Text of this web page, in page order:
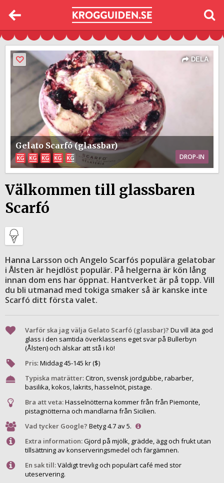
Gelato Scarfó (glassbar)
DROP-IN
DELA
Välkommen till glassbaren
Scarfó
Hanna Larsson och Angelo Scarfós populära gelatobar
i Ålsten är hejdlöst populär. På helgerna är kön lång
innan dom ens har öppnat. Hantverket är på topp. Vill
du bli utmanad med tokiga smaker så är kanske inte
Scarfó ditt första valet.
Varför ska jag välja Gelato Scarfó (glassbar)? Du vill äta god
glass i den samtida överklassens eget svar på Bullerbyn
(Ålsten) och älskar att stå i kö!
Pris: Middag45-145 kr ($)
Typiska maträtter: Citron, svensk jordgubbe, rabarber,
basilika, kokos, lakrits, hasselnöt, pistage.
Bra att veta:Hasselnötterna kommer från från Piemonte,
pistagnötterna och mandlarna från Sicilien.
Vad tycker Google? Betyg 4.7 av 5.
Extra information:Gjord på mjölk, grädde, ägg och frukt utan
tillsättning av konserveringsmedel och färgämnen.
En sak till:Väldigt trevlig och populärt café med stor
uteservering.